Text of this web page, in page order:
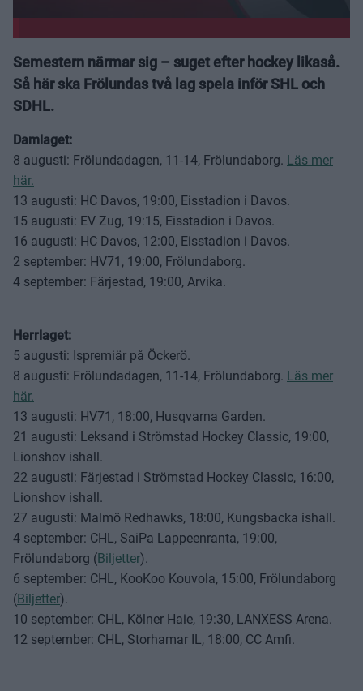
Semestern närmar sig – suget efter hockey likaså.
Så här ska Frölundas två lag spela inför SHL och
SDHL.
Damlaget:
8 augusti: Frölundadagen, 11-14, Frölundaborg. Läs mer
här.
13 augusti: HC Davos, 19:00, Eisstadion i Davos.
15 augusti: EV Zug, 19:15, Eisstadion i Davos.
16 augusti: HC Davos, 12:00, Eisstadion i Davos.
2 september: HV71, 19:00, Frölundaborg.
4 september: Färjestad, 19:00, Arvika.
Herrlaget:
5 augusti: Ispremiär på Öckerö.
8 augusti: Frölundadagen, 11-14, Frölundaborg. Läs mer
här.
13 augusti: HV71, 18:00, Husqvarna Garden.
21 augusti: Leksand i Strömstad Hockey Classic, 19:00,
Lionshov ishall.
22 augusti: Färjestad i Strömstad Hockey Classic, 16:00,
Lionshov ishall.
27 augusti: Malmö Redhawks, 18:00, Kungsbacka ishall.
4 september: CHL, SaiPa Lappeenranta, 19:00,
Frölundaborg (Biljetter).
6 september: CHL, KooKoo Kouvola, 15:00, Frölundaborg
(Biljetter).
10 september: CHL, Kölner Haie, 19:30, LANXESS Arena.
12 september: CHL, Storhamar IL, 18:00, CC Amfi.